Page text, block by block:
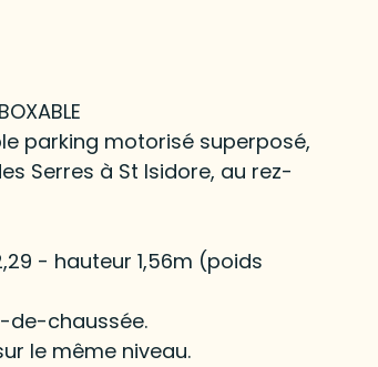
parking motorisé superposé,
Serres à St Isidore, au rez-
- hauteur 1,56m (poids
de-chaussée.
le même niveau.